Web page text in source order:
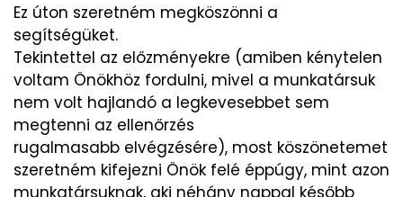
Ez úton szeretném megköszönni a
segítségüket.
Tekintettel az előzményekre (amiben kénytelen
voltam Önökhöz fordulni, mivel a munkatársuk
nem volt hajlandó a legkevesebbet sem
megtenni az ellenőrzés
rugalmasabb elvégzésére), most köszönetemet
szeretném kifejezni Önök felé éppúgy, mint azon
munkatársuknak, aki néhány nappal később